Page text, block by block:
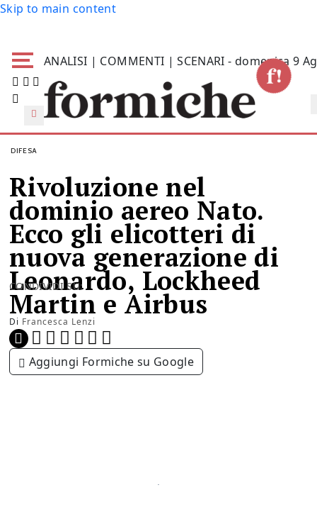
Skip to main content
ANALISI | COMMENTI | SCENARI - domenica 9
DIFESA
Rivoluzione nel
dominio aereo Nato.
Ecco gli elicotteri di
nuova generazione di
Leonardo, Lockheed
Martin e Airbus
Di Francesca Lenzi
CONDIVIDI SU:
Aggiungi Formiche su Google